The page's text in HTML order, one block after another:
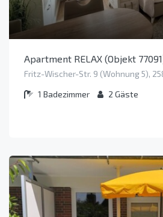
Apartment RELAX (Objekt
Fritz-Wischer-Str. 9 (Wohnung 5),
1 Badezimmer 2 Gäste